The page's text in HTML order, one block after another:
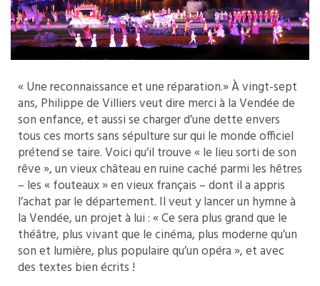
« Une reconnaissance et une réparation.» À vingt-sept
ans, Philippe de Villiers veut dire merci à la Vendée de
son enfance, et aussi se charger d’une dette envers
tous ces morts sans sépulture sur qui le monde officiel
prétend se taire. Voici qu’il trouve « le lieu sorti de son
rêve », un vieux château en ruine caché parmi les hêtres
– les « fouteaux » en vieux français – dont il a appris
l’achat par le département. Il veut y lancer un hymne à
la Vendée, un projet à lui : « Ce sera plus grand que le
théâtre, plus vivant que le cinéma, plus moderne qu’un
son et lumière, plus populaire qu’un opéra », et avec
des textes bien écrits !